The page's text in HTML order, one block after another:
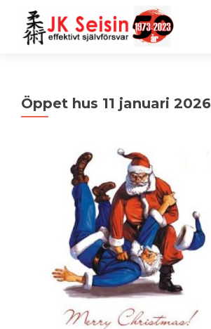
Öppet hus 11 januari 2026